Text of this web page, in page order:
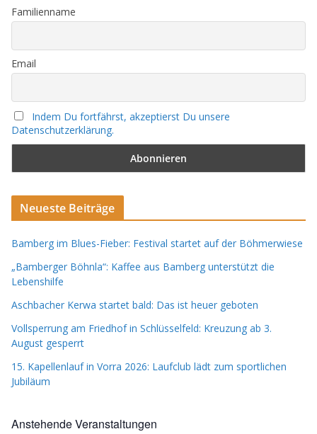
Familienname
Email
Indem Du fortfährst, akzeptierst Du unsere
Datenschutzerklärung.
Neueste Beiträge
Bamberg im Blues-Fieber: Festival startet auf der Böhmerwiese
„Bamberger Böhnla“: Kaffee aus Bamberg unterstützt die
Lebenshilfe
Aschbacher Kerwa startet bald: Das ist heuer geboten
Vollsperrung am Friedhof in Schlüsselfeld: Kreuzung ab 3.
August gesperrt
15. Kapellenlauf in Vorra 2026: Laufclub lädt zum sportlichen
Jubiläum
Anstehende Veranstaltungen